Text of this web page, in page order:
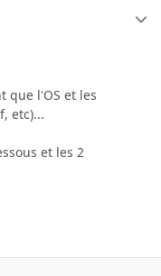
que l'OS et les
etc)...
et les 2